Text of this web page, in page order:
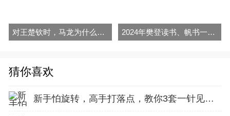
对王楚钦时，马龙为什么要改用逆旋转发球？ 2024年樊登读书、帆书一整年视频音频和文字解说全集网盘或U盘
猜你喜欢
新手怕旋转，高手打落点，教你3套一针见血的落点战术